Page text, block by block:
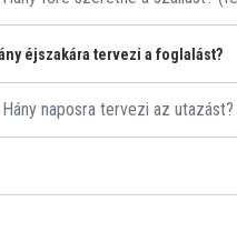
éjszakára tervezi a foglalást?